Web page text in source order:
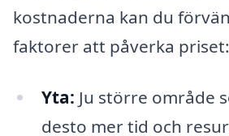
kostnaderna kan du
faktorer att påverka priset:
Yta: Ju större område
desto mer tid och